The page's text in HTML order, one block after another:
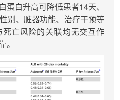
白升高可降低患者14天、
别、脏器功能、治疗干预等
亡风险的关联均无交互作